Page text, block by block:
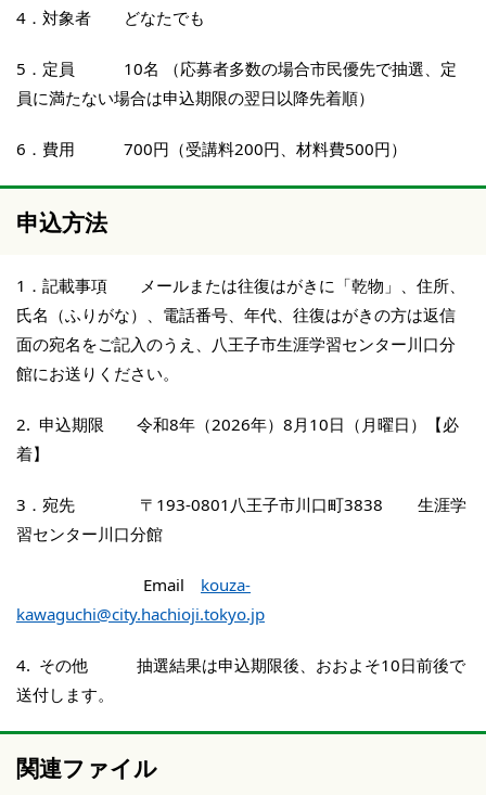
4．対象者 どなたでも
5．定員 10名 （応募者多数の場合市民優先で抽選、定
員に満たない場合は申込期限の翌日以降先着順）
6．費用 700円（受講料200円、材料費500円）
申込方法
1．記載事項 メールまたは往復はがきに「乾物」、住所、
氏名（ふりがな）、電話番号、年代、往復はがきの方は返信
面の宛名をご記入のうえ、八王子市生涯学習センター川口分
館にお送りください。
2. 申込期限
令和8年（2026年）8月10日（月曜日）【必
着】
3．宛先 〒193-0801八王子市川口町3838 生涯学
習センター川口分館
Email kouza-
kawaguchi@city.hachioji.tokyo.jp
4. その他 抽選結果は申込期限後、おおよそ10日前後で
送付します。
関連ファイル